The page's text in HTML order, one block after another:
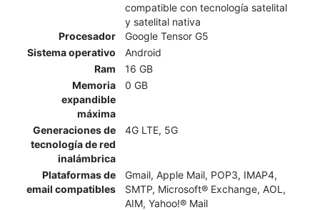
compatible con tecnología satelital
y satelital nativa
Procesador
Google Tensor G5
Sistema operativo
Android
Ram
16 GB
Memoria
expandible
máxima
0 GB
Generaciones de
tecnología de red
inalámbrica
4G LTE, 5G
Plataformas de
email compatibles
Gmail, Apple Mail, POP3, IMAP4,
SMTP, Microsoft® Exchange, AOL,
AIM, Yahoo!® Mail